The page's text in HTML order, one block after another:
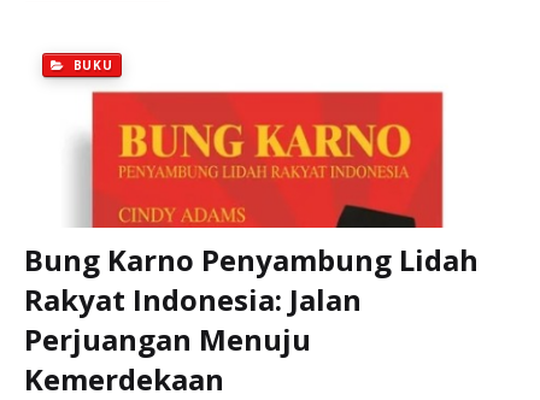
BUKU
Bung Karno Penyambung Lidah
Rakyat Indonesia: Jalan
Perjuangan Menuju
Kemerdekaan